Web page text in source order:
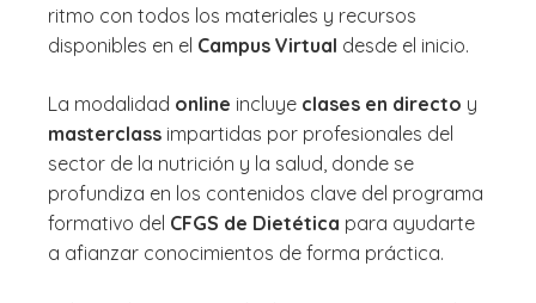
ritmo con todos los materiales y recursos
disponibles en el Campus Virtual desde el inicio.
La modalidad online incluye clases en directo y
masterclass impartidas por profesionales del
sector de la nutrición y la salud, donde se
profundiza en los contenidos clave del programa
formativo del CFGS de Dietética para ayudarte
a afianzar conocimientos de forma práctica.